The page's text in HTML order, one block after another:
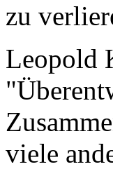
zu
Leopold
viele